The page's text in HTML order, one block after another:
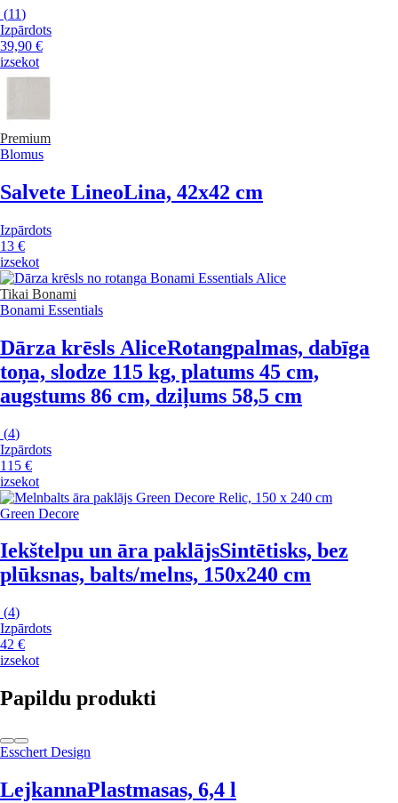
(11)
Izpārdots
39,90 €
izsekot
Premium
Blomus
Salvete LineoLina, 42x42 cm
Izpārdots
13 €
izsekot
Tikai Bonami
Bonami Essentials
Dārza krēsls AliceRotangpalmas, dabīga
toņa, slodze 115 kg, platums 45 cm,
augstums 86 cm, dziļums 58,5 cm
(4)
Izpārdots
115 €
izsekot
Green Decore
Iekštelpu un āra paklājsSintētisks, bez
plūksnas, balts/melns, 150x240 cm
(4)
Izpārdots
42 €
izsekot
Papildu produkti
Esschert Design
LejkannaPlastmasas, 6,4 l